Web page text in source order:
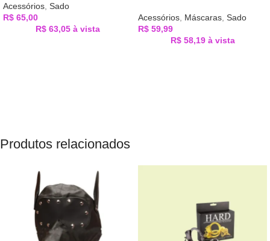
Acessórios, Sado
R$ 65,00
R$63,05 à vista
Acessórios, Máscaras, Sado
R$ 59,99
R$58,19 à vista
Produtos relacionados